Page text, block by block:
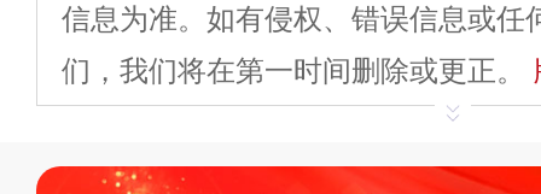
信息为准。如有侵权、错误信息或任
们，我们将在第一时间删除或更正。
平台自有内容（文字
标、LOGO 等）知识产权归本站所